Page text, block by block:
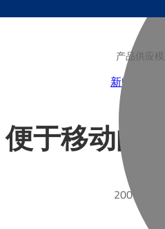
产品供应
新闻
便于移动的
2007-06-20